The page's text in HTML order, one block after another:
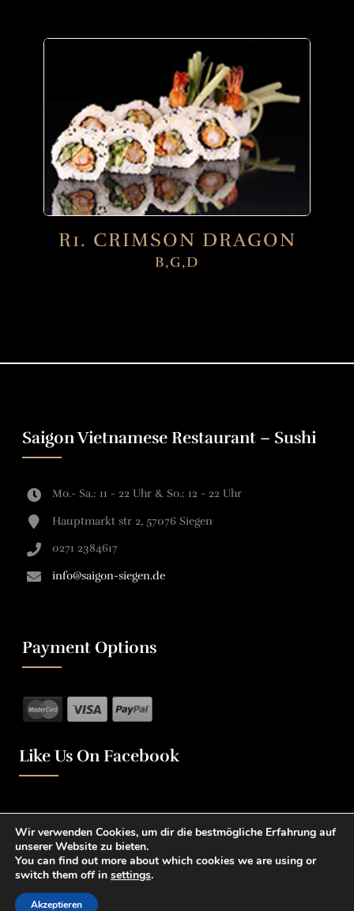
R1. CRIMSON DRAGON
B,G,D
Saigon Vietnamese Restaurant – Sushi
Mo.- Sa.: 11 - 22 Uhr & So.: 12 - 22 Uhr
Hauptmarkt str 2, 57076 Siegen
0271 2384617
info@saigon-siegen.de
Payment Options
Like Us On Facebook
Saigon Siegen @2022 |
Wir verwenden Cookies, um dir die bestmögliche Erfahrung auf
unserer Website zu bieten.
You can find out more about which cookies we are using or
switch them off in settings.
Akzeptieren